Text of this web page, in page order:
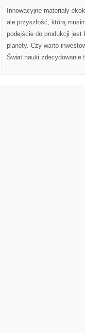
Innowacyjne materiały
ale przyszłość, którą
podejście do produkcji jest
planety. Czy warto
Świat nauki zdecydowanie